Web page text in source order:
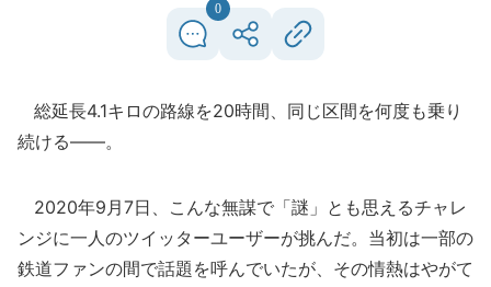
0
総延長4.1キロの路線を20時間、同じ区間を何度も乗り
続ける――。
2020年9月7日、こんな無謀で「謎」とも思えるチャレ
ンジに一人のツイッターユーザーが挑んだ。当初は一部の
鉄道ファンの間で話題を呼んでいたが、その情熱はやがて